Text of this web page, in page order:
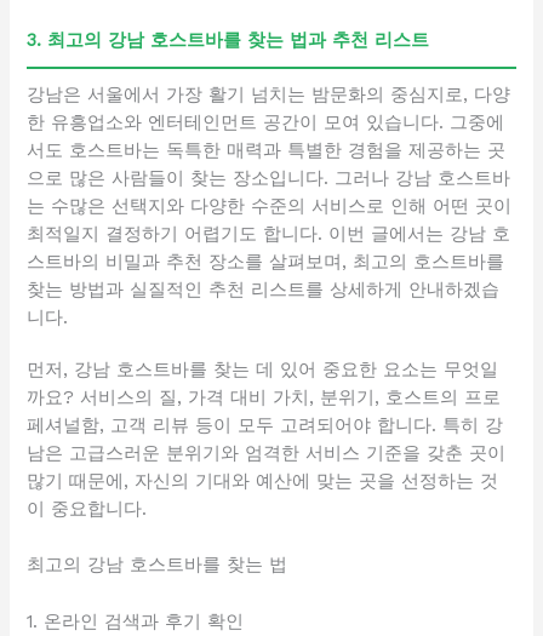
3. 최고의 강남 호스트바를 찾는 법과 추천 리스트
강남은 서울에서 가장 활기 넘치는 밤문화의 중심지로, 다양
한 유흥업소와 엔터테인먼트 공간이 모여 있습니다. 그중에
서도 호스트바는 독특한 매력과 특별한 경험을 제공하는 곳
으로 많은 사람들이 찾는 장소입니다. 그러나 강남 호스트바
는 수많은 선택지와 다양한 수준의 서비스로 인해 어떤 곳이
최적일지 결정하기 어렵기도 합니다. 이번 글에서는 강남 호
스트바의 비밀과 추천 장소를 살펴보며, 최고의 호스트바를
찾는 방법과 실질적인 추천 리스트를 상세하게 안내하겠습
니다.
먼저, 강남 호스트바를 찾는 데 있어 중요한 요소는 무엇일
까요? 서비스의 질, 가격 대비 가치, 분위기, 호스트의 프로
페셔널함, 고객 리뷰 등이 모두 고려되어야 합니다. 특히 강
남은 고급스러운 분위기와 엄격한 서비스 기준을 갖춘 곳이
많기 때문에, 자신의 기대와 예산에 맞는 곳을 선정하는 것
이 중요합니다.
최고의 강남 호스트바를 찾는 법
1. 온라인 검색과 후기 확인